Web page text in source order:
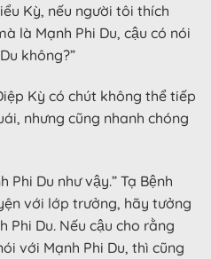
Kỳ, nếu người tôi thích
là Mạnh Phi Du, cậu có nói
không?”
Kỳ có chút không thể tiếp
nhưng cũng nhanh chóng
Phi Du như vậy.” Tạ Bệnh
với lớp trưởng, hãy tưởng
Du. Nếu cậu cho rằng
với Mạnh Phi Du, thì cũng